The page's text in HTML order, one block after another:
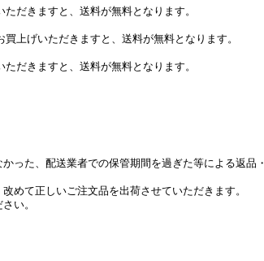
だきますと、送料が無料となります。
上げいただきますと、送料が無料となります。
だきますと、送料が無料となります。
った、配送業者での保管期間を過ぎた等による返品・
めて正しいご注文品を出荷させていただきます。
い。